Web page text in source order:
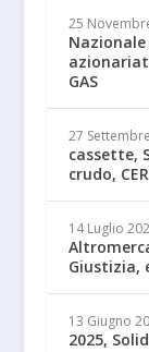
25
Nazionale
GAS
27
cassette,
crudo,
14 Luglio
Giustizia,
13 Giugno
2025,